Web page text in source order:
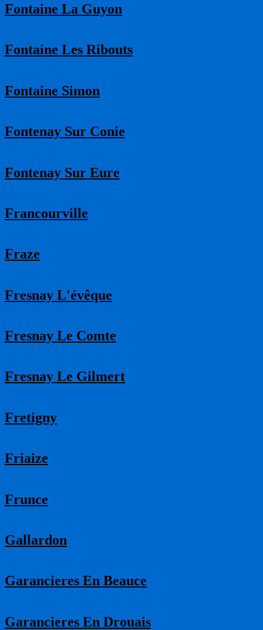
Fontaine La Guyon
Fontaine Les Ribouts
Fontaine Simon
Fontenay Sur Conie
Fontenay Sur Eure
Francourville
Fraze
Fresnay L'évêque
Fresnay Le Comte
Fresnay Le Gilmert
Fretigny
Friaize
Frunce
Gallardon
Garancieres En Beauce
Garancieres En Drouais